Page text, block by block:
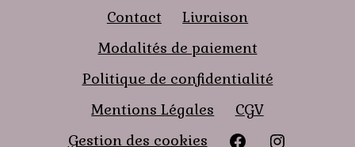
Contact
Livraison
Modalités de paiement
Politique de confidentialité
Mentions Légales
CGV
Gestion des cookies
Facebook